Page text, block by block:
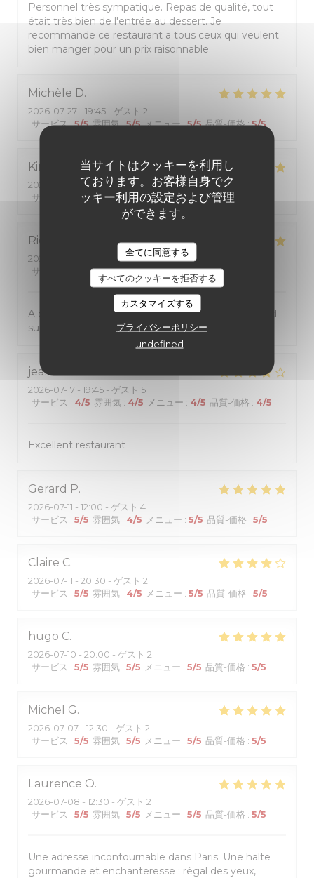
当サイトはクッキーを利用し
ております。お客様自身でク
ッキー利用の設定および管理
ができます。
全てに同意する
すべてのクッキーを拒否する
カスタマイズする
プライバシーポリシー
undefined
Personnel très sympatique. Repas de qualité, tout
était très bien de l'entrée au dessert. Je
recommande ce restaurant a tous ceux qui veulent
bien manger pour un prix raisonnable.
Michèle D
2026-07-27 - 19:45 - ゲスト 2
サービス:5/5 雰囲気:5/5 メニュー:5/5 品質-価格:5/5
Kiriko
2026-07-25
- 12:00 - ゲスト 2
サービス
/5 雰囲気: 5/5 メニュー: 5/5 品質-価格
Richard
2026-07-24
- 20:00 - ゲスト 2
サービス
雰囲気:4/5 メニュー:5/5 品質-価格
A cosy small restaurant and dedicated services and
superb food!
jean-marc
2026-07-17 - 19:45 - ゲスト 5
サービス : 4/5 雰囲気 : 4/5 メニュー : 4/5 品質-価格 : 4/5
Excellent restaurant
Gerard P
2026-07-11 - 12:00 - ゲスト 4
サービス : 5/5 雰囲気 : 4/5 メニュー : 5/5 品質-価格 : 5/5
Claire C
2026-07-11 - 20:30 - ゲスト 2
サービス : 5/5 雰囲気 : 4/5 メニュー : 5/5 品質-価格 : 5/5
hugo C
2026-07-10 - 20:00 - ゲスト 2
サービス : 5/5 雰囲気 : 5/5 メニュー : 5/5 品質-価格 : 5/5
Michel G
2026-07-07 - 12:30 - ゲスト 2
サービス : 5/5 雰囲気 : 5/5 メニュー : 5/5 品質-価格 : 5/5
Laurence O
2026-07-08 - 12:30 - ゲスト 2
サービス : 5/5 雰囲気 : 5/5 メニュー : 5/5 品質-価格 : 5/5
Une adresse incontournable dans Paris. Une halte
gourmande et enchanteresse : régal des yeux,